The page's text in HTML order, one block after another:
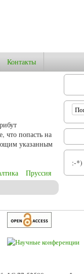
Контакты
что попасть на
указанным
Пруссия
:-*)